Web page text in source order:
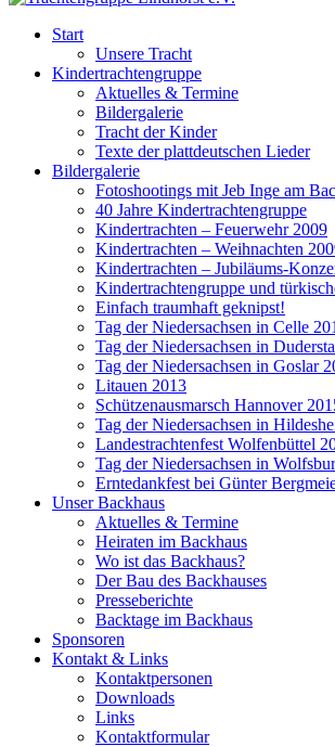
Start
Unsere Tracht
Kindertrachtengruppe
Aktuelles & Termine
Bildergalerie
Tracht der Kinder
Texte der plattdeutschen Lieder
Bildergalerie
Fotoshootings mit Jeb Inge am
40 Jahre Kindertrachtengruppe
Kindertrachten – Feuerwehr 2009
Kindertrachten – Weihnachten
Kindertrachten – Jubiläums-
Kindertrachtengruppe und
Einfach traumhaft geknipst!
Tag der Niedersachsen in Celle
Tag der Niedersachsen in
Tag der Niedersachsen in Goslar
Litauen 2013
Schützenausmarsch Hannover
Tag der Niedersachsen in
Landestrachtenfest Wolfenbüttel
Tag der Niedersachsen in
Erntedankfest bei Günter
Unser Backhaus
Aktuelles & Termine
Heiraten im Backhaus
Wo ist das Backhaus?
Der Bau des Backhauses
Presseberichte
Backtage im Backhaus
Sponsoren
Kontakt & Links
Kontaktpersonen
Downloads
Links
Kontaktformular